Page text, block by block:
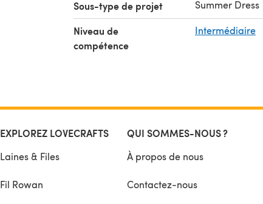
Sous-type de projet Summer Dress
Niveau de
compétence
Intermédiaire
EXPLOREZ LOVECRAFTS
Laines & Files
Fil Rowan
QUI SOMMES-NOUS ?
À propos de nous
Contactez-nous